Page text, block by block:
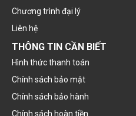
Chương trình đại lý
Liên hệ
THÔNG TIN CẦN BIẾT
Hình thức thanh toán
Chính sách bảo mật
Chính sách bảo hành
Chính sách hoàn tiền